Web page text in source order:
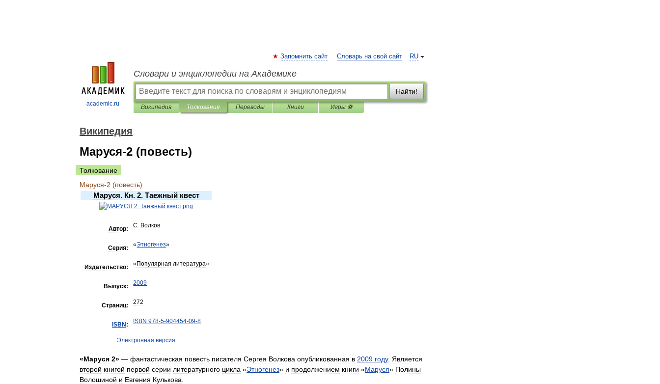
academic.ru
RU
Запомнить сайт Словарь на свой сайт
Словари и энциклопедии на Академике
Найти!
Википедия Толкования Переводы Книги Игры ⚽
Википедия
Маруся-2 (повесть)
Толкование
Маруся-2 (повесть)
Маруся. Кн. 2. Таежный квест
Автор: С. Волков
Серия: «Этногенез»
Издательство: « Популярная литература»
Выпуск: 2009
Страниц: 272
ISBN : ISBN 978-5-904454-09-8
Электронная версия
«Маруся 2» — фантастическая повесть писателя Сергея Волкова опубликованная в 2009 году. Является
второй книгой первой серии литературного цикла «Этногенез» и продолжением книги «Маруся» Полины
Волошиной и Евгения Кулькова